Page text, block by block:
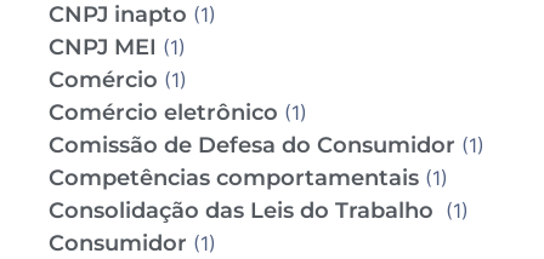
CNPJ inapto (1)
CNPJ MEI (1)
Comércio (1)
Comércio eletrônico (1)
Comissão de Defesa do Consumidor (1)
Competências comportamentais (1)
Consolidação das Leis do Trabalho (1)
Consumidor (1)